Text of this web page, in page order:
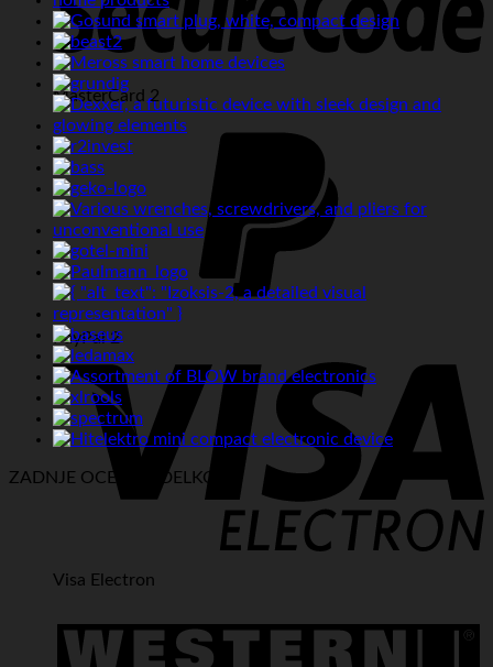
MasterCard 2
PayPal 2
Visa Electron
ZADNJE OCENE IZDELKOV: